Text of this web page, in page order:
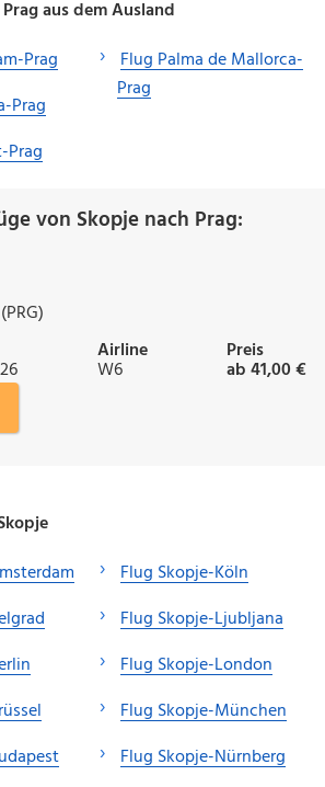
aus dem Ausland
Prag
Prag
Prag
Flug Palma de Mallorca-
Prag
von Skopje nach Prag:
Airline
W6
Preis
ab 41,00 €
Flug Skopje-Köln
Flug Skopje-Ljubljana
Flug Skopje-London
Flug Skopje-München
Flug Skopje-Nürnberg